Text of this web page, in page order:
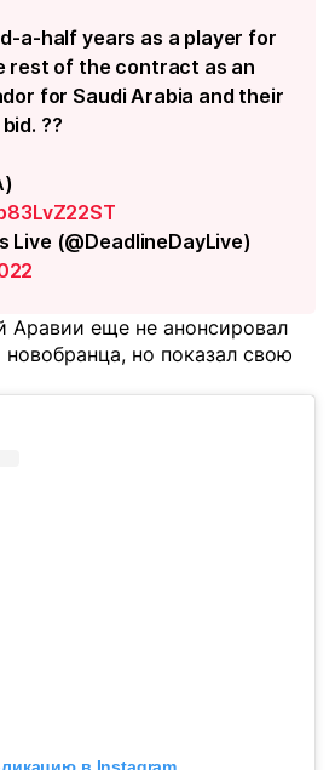
a-half years as a player for
rest of the contract as an
for Saudi Arabia and their
??
Live (@DeadlineDayLive)
Аравии еще не анонсировал
но показал свою